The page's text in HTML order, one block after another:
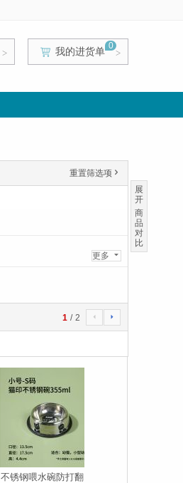
> > >
0
我的进货单
重置筛选项 '
更多 6
1 / 2 4 5
不锈钢喂水碗防打翻
展
开
商
品
对
比